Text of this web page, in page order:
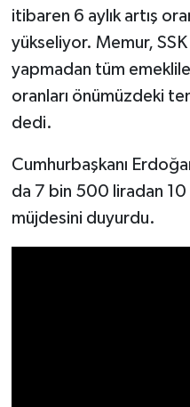
itibaren 6 aylık artış
yükseliyor. Memur, SSK
yapmadan tüm
oranları önümüzdeki
dedi.
Cumhurbaşkanı
da 7 bin 500 liradan 10
müjdesini duyurdu.